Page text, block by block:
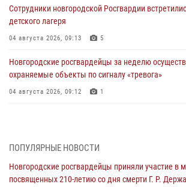
Сотрудники новгородской Росгвардии
детского лагеря
04 августа 2026, 09:13 5
Новгородские росгвардейцы за неделю
охраняемые объекты по сигналу «тревога»
04 августа 2026, 09:12 1
В Великом Новгороде сотрудники центра
ПОПУЛЯРНЫЕ НОВОСТИ
Новгородские росгвардейцы приняли участие в
посвященных 210-летию со дня смерти Г. Р.